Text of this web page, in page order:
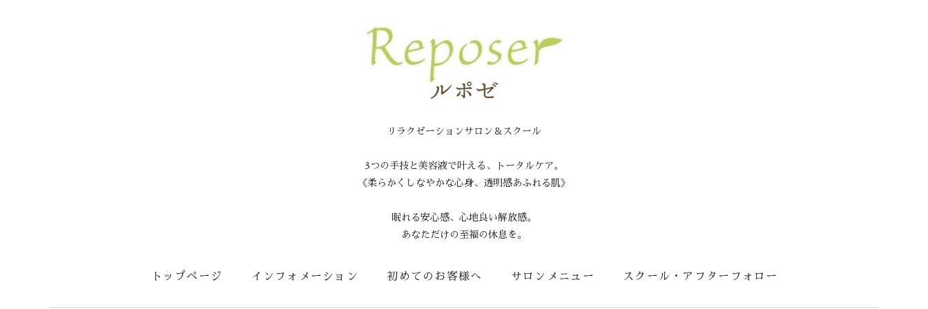
リラクゼーションサロン＆スクール
3つの手技と美容液で叶える、トータルケア。
《柔らかくしなやかな心身、透明感あふれる肌》
眠れる安心感、心地良い解放感。
あなただけの至福の休息を。
トップページ インフォメーション 初めてのお客様へ サロンメニュー スクール・アフターフォロー